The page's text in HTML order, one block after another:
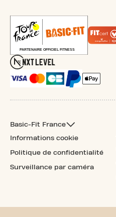
Basic-Fit France
Informations cookie
Politique de confidentialité
Surveillance par caméra